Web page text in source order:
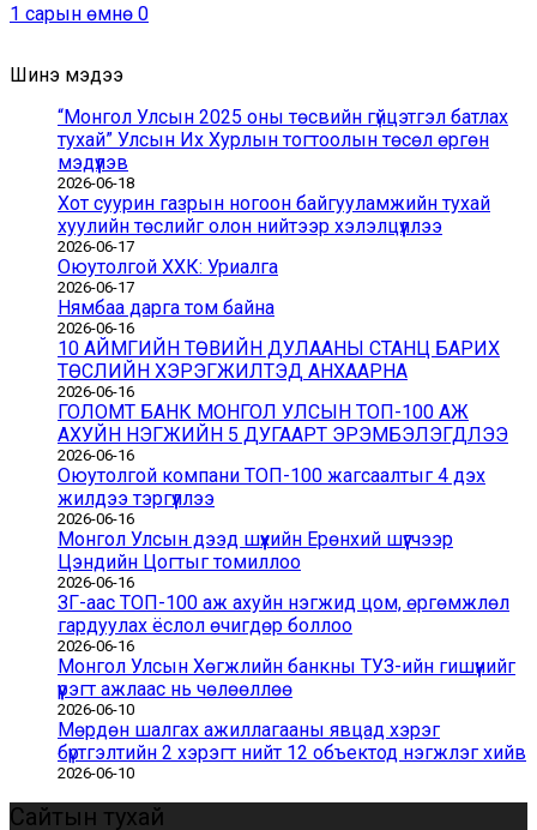
1 сарын өмнө 0
Шинэ мэдээ
“Монгол Улсын 2025 оны төсвийн гүйцэтгэл батлах
тухай” Улсын Их Хурлын тогтоолын төсөл өргөн
мэдүүлэв
2026-06-18
Хот суурин газрын ногоон байгууламжийн тухай
хуулийн төслийг олон нийтээр хэлэлцүүллээ
2026-06-17
Оюутолгой ХХК: Уриалга
2026-06-17
Нямбаа дарга том байна
2026-06-16
10 АЙМГИЙН ТӨВИЙН ДУЛААНЫ СТАНЦ БАРИХ
ТӨСЛИЙН ХЭРЭГЖИЛТЭД АНХААРНА
2026-06-16
ГОЛОМТ БАНК МОНГОЛ УЛСЫН ТОП-100 АЖ
АХУЙН НЭГЖИЙН 5 ДУГААРТ ЭРЭМБЭЛЭГДЛЭЭ
2026-06-16
Оюутолгой компани ТОП-100 жагсаалтыг 4 дэх
жилдээ тэргүүллээ
2026-06-16
Монгол Улсын дээд шүүхийн Ерөнхий шүүгчээр
Цэндийн Цогтыг томиллоо
2026-06-16
ЗГ-аас ТОП-100 аж ахуйн нэгжид цом, өргөмжлөл
гардуулах ёслол өчигдөр боллоо
2026-06-16
Монгол Улсын Хөгжлийн банкны ТУЗ-ийн гишүүнийг
үүрэгт ажлаас нь чөлөөллөө
2026-06-10
Мөрдөн шалгах ажиллагааны явцад хэрэг
бүртгэлтийн 2 хэрэгт нийт 12 объектод нэгжлэг хийв
2026-06-10
Сайтын тухай